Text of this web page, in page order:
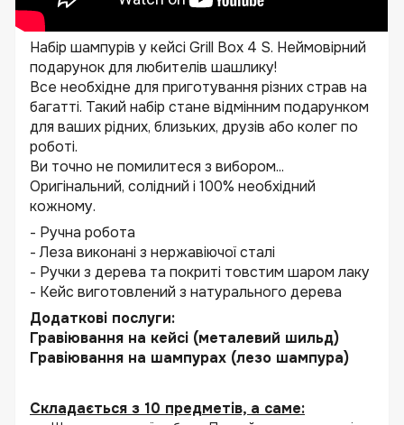
Набір шампурів у кейсі Grill Box 4 S. Неймовірний
подарунок для любителів шашлику!
Все необхідне для приготування різних страв на
багатті. Такий набір стане відмінним подарунком
для ваших рідних, близьких, друзів або колег по
роботі.
Ви точно не помилитеся з вибором...
Оригінальний, солідний і 100% необхідний
кожному.
- Ручна робота
- Леза виконані з нержавіючої сталі
- Ручки з дерева та покриті товстим шаром лаку
- Кейс виготовлений з натурального дерева
Додаткові послуги:
Гравіювання на кейсі (металевий шильд)
Гравіювання на шампурах (лезо шампура)
Складається з 10 предметів, а саме: